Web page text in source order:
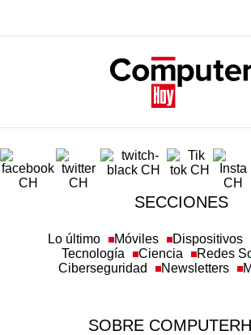
SECCIONES
Lo último Móviles Dispositivos
Tecnología
Ciencia
Redes
Ciberseguridad
Newsletters
SOBRE